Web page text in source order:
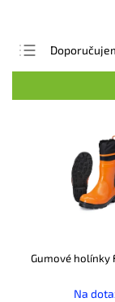
Nejlevnější
Nejdražší
Abecedně
Gumové holínky
Na